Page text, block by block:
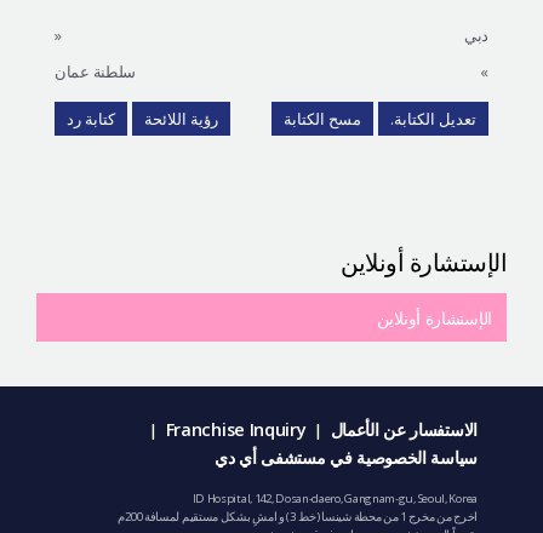
«
دبي
سلطنة عمان
»
رؤية اللائحة كتابة رد تعديل الكتابة. مسح الكتابة
الإستشارة أونلاين
الإستشارة أونلاين
الاستفسار عن الأعمال Franchise Inquiry
سياسة الخصوصية في مستشفى أي دي
ID Hospital, 142, Dosan-daero, Gangnam-gu, Seoul, Korea
اخرج من مخرج 1 من محطة شينسا (خط 3) و امشِ بشكل مستقيم لمسافة 200م